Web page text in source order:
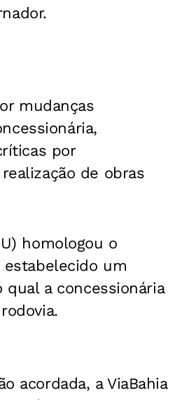
mudanças
por
de obras
homologou o
estabelecido um
a concessionária
acordada, a ViaBahia